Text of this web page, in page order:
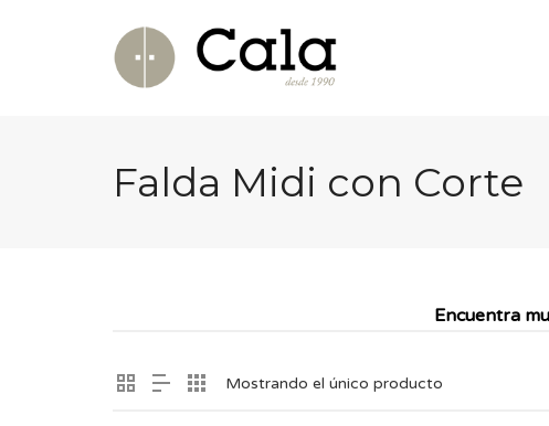
Falda Midi con Corte
Encuentra
Mostrando el único producto